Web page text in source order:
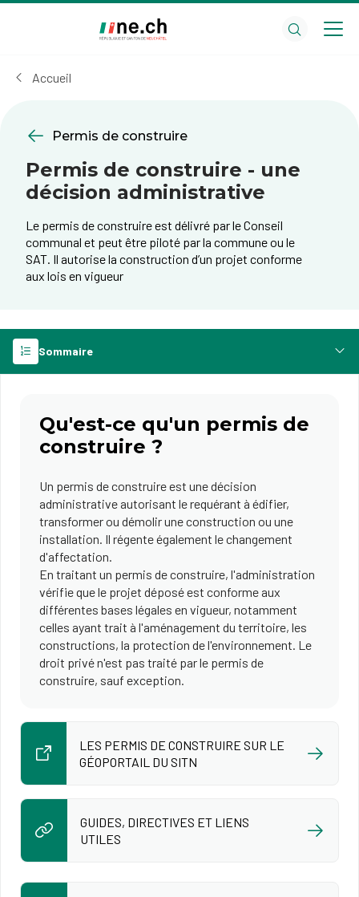
cookies
Accueil
Permis de construire
Permis de construire - une
décision administrative
Le permis de construire est délivré par le Conseil
communal et peut être piloté par la commune ou le
SAT. Il autorise la construction d’un projet conforme
aux lois en vigueur
Sommaire
Qu'est-ce qu'un permis de
construire ?
Un permis de construire est une décision
administrative autorisant le requérant à édifier,
transformer ou démolir une construction ou une
installation. Il régente également le changement
d'affectation.
En traitant un permis de construire, l'administration
vérifie que le projet déposé est conforme aux
différentes bases légales en vigueur, notamment
celles ayant trait à l'aménagement du territoire, les
constructions, la protection de l'environnement. Le
droit privé n'est pas traité par le permis de
construire, sauf exception.
LES PERMIS DE CONSTRUIRE SUR LE
GÉOPORTAIL DU SITN
GUIDES, DIRECTIVES ET LIENS
UTILES